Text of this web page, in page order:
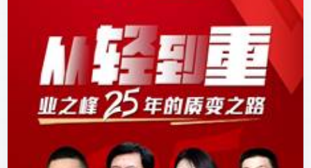
家具知识 家居文化
家装攻略 创意家居